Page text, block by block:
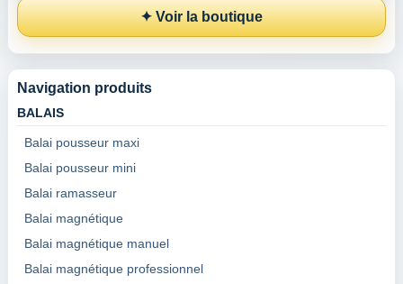
✦ Voir la boutique
Navigation produits
BALAIS
Balai pousseur maxi
Balai pousseur mini
Balai ramasseur
Balai magnétique
Balai magnétique manuel
Balai magnétique professionnel